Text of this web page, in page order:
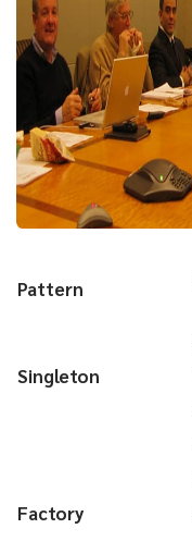
Pattern
Singleton
Factory